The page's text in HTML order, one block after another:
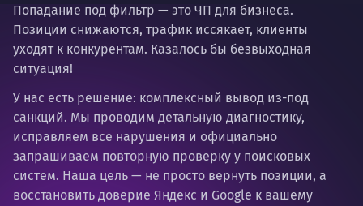
Попадание под фильтр — это ЧП для бизнеса.
Позиции снижаются, трафик иссякает, клиенты
уходят к конкурентам. Казалось бы безвыходная
ситуация!
У нас есть решение: комплексный вывод из-под
санкций. Мы проводим детальную диагностику,
исправляем все нарушения и официально
запрашиваем повторную проверку у поисковых
систем. Наша цель — не просто вернуть позиции, а
восстановить доверие Яндекс и Google к вашему